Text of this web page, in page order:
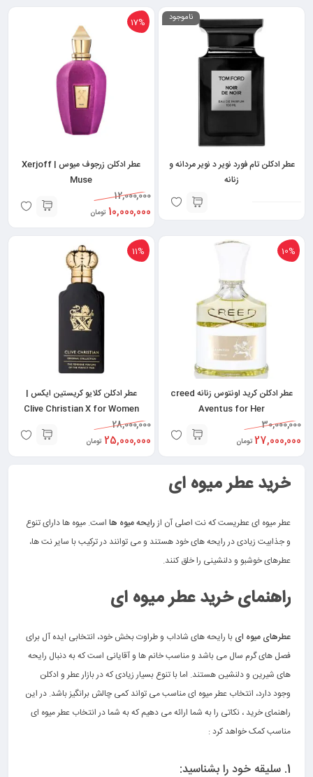
ناموجود
عطر ادکلن تام فورد نویر د نویر مردانه و
زنانه
17%
عطر ادکلن زرجوف میوس | Xerjoff
Muse
12,000,000
10,000,000 تومان
10%
عطر ادکلن کرید اونتوس زنانه creed
Aventus for Her
30,000,000
27,000,000 تومان
11%
عطر ادکلن کلایو کریستین ایکس |
Clive Christian X for Women
28,000,000
25,000,000 تومان
خریدعطر میوه ای
عطر میوه ای عطریست که نت اصلی آن از رایحه میوه ها است. میوه ها دارای تنوع
و جذابیت زیادی در رایحه های خود هستند و می توانند در ترکیب با سایر نت ها،
عطرهای خوشبو و دلنشینی را خلق کنند.
راهنمای خرید عطر میوه ای
عطرهای میوه ای با رایحه های شاداب و طراوت بخش خود، انتخابی ایده آل برای
فصل های گرم سال می باشد و مناسب خانم ها و آقایانی است که به دنبال رایحه
های شیرین و دلنشین هستند. اما با تنوع بسیار زیادی که در بازار عطر و ادکلن
وجود دارد، انتخاب عطر میوه ای مناسب می تواند کمی چالش برانگیز باشد. در این
راهنمای خرید ، نکاتی را به شما ارائه می دهیم که به شما در انتخاب عطر میوه ای
مناسب کمک خواهد کرد :
1. سلیقه خود را بشناسید: